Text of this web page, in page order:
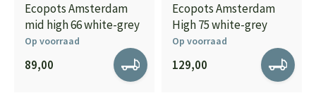
Ecopots Amsterdam
mid high 66 white-grey
Op voorraad
89,00
Ecopots Amsterdam
High 75 white-grey
Op voorraad
129,00